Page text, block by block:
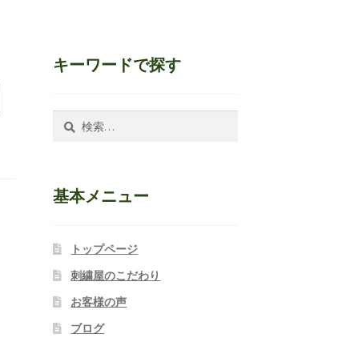
キーワードで探す
基本メニュー
トップページ
刺繍屋のこだわり
お客様の声
ブログ